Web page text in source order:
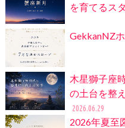
を育てるス
GekkanNZ
木星獅子座
の土台を整
2026.06.29
2026年夏至